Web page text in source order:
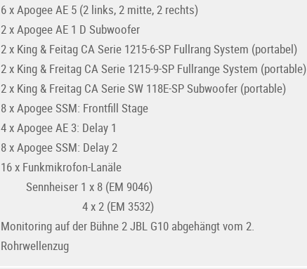
6 x Apogee AE 5 (2 links, 2 mitte, 2 rechts)
2 x Apogee AE 1 D Subwoofer
2 x King & Feitag CA Serie 1215-6-SP Fullrang System (portabel)
2 x King & Freitag CA Serie 1215-9-SP Fullrange System (portable)
2 x King & Freitag CA Serie SW 118E-SP Subwoofer (portable)
8 x Apogee SSM: Frontfill Stage
4 x Apogee AE 3: Delay 1
8 x Apogee SSM: Delay 2
16 x Funkmikrofon-Lanäle
Sennheiser 1 x 8 (EM 9046)
4 x 2 (EM 3532)
Monitoring auf der Bühne 2 JBL G10 abgehängt vom 2.
Rohrwellenzug